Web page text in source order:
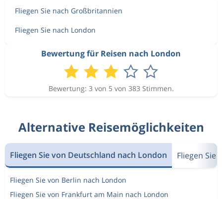
Fliegen Sie nach Großbritannien
Fliegen Sie nach London
Bewertung für Reisen nach London
Bewertung: 3 von 5 von 383 Stimmen.
Alternative Reisemöglichkeiten
Fliegen Sie von Deutschland nach London Fliegen
Fliegen Sie von Berlin nach London
Fliegen Sie von Frankfurt am Main nach London